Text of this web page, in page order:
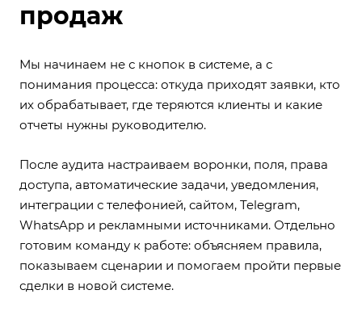
продаж
Мы начинаем не с кнопок в системе, а с
понимания процесса: откуда приходят заявки, кто
их обрабатывает, где теряются клиенты и какие
отчеты нужны руководителю.
После аудита настраиваем воронки, поля, права
доступа, автоматические задачи, уведомления,
интеграции с телефонией, сайтом, Telegram,
WhatsApp и рекламными источниками. Отдельно
готовим команду к работе: объясняем правила,
показываем сценарии и помогаем пройти первые
сделки в новой системе.